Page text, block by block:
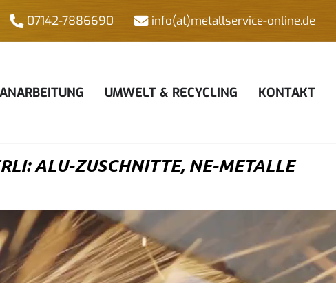
07142-7886690 info(at)metallservice-online.de
UMWELT & RECYCLING KONTAKT
ALU-ZUSCHNITTE, NE-METALLE H